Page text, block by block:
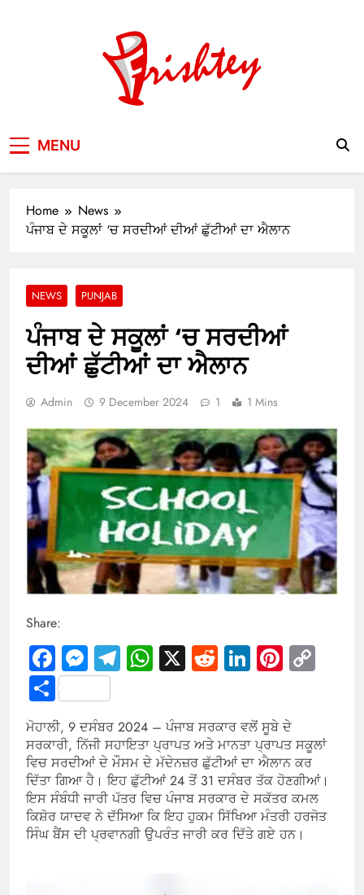
MENU
Home
News
ਪੰਜਾਬ ਦੇ ਸਕੂਲਾਂ ‘ਚ ਸਰਦੀਆਂ ਦੀਆਂ ਛੁੱਟੀਆਂ ਦਾ ਐਲਾਨ
NEWS PUNJAB
ਪੰਜਾਬ ਦੇ ਸਕੂਲਾਂ ‘ਚ ਸਰਦੀਆਂ
ਦੀਆਂ ਛੁੱਟੀਆਂ ਦਾ ਐਲਾਨ
Admin 9 December 2024 1 1 Mins
Share:
Facebook
Messenger
Telegram
WhatsApp
X RedditLinkedIn
Share
ਮੋਹਾਲੀ, 9 ਦਸੰਬਰ 2024 – ਪੰਜਾਬ ਸਰਕਾਰ ਵਲੋਂ ਸੂਬੇ ਦੇ
ਸਰਕਾਰੀ, ਨਿੱਜੀ ਸਹਾਇਤਾ ਪ੍ਰਾਪਤ ਅਤੇ ਮਾਨਤਾ ਪ੍ਰਾਪਤ ਸਕੂਲਾਂ
ਵਿਚ ਸਰਦੀਆਂ ਦੇ ਮੌਸਮ ਦੇ ਮੱਦੇਨਜ਼ਰ ਛੁੱਟੀਆਂ ਦਾ ਐਲਾਨ ਕਰ
ਦਿੱਤਾ ਗਿਆ ਹੈ। ਇਹ ਛੁੱਟੀਆਂ 24 ਤੋਂ 31 ਦਸੰਬਰ ਤੱਕ ਹੋਣਗੀਆਂ।
ਇਸ ਸੰਬੰਧੀ ਜਾਰੀ ਪੱਤਰ ਵਿਚ ਪੰਜਾਬ ਸਰਕਾਰ ਦੇ ਸਕੱਤਰ ਕਮਲ
ਕਿਸ਼ੋਰ ਯਾਦਵ ਨੇ ਦੱਸਿਆ ਕਿ ਇਹ ਹੁਕਮ ਸਿੱਖਿਆ ਮੰਤਰੀ ਹਰਜੋਤ
ਸਿੰਘ ਬੈਂਸ ਦੀ ਪ੍ਰਵਾਨਗੀ ਉਪਰੰਤ ਜਾਰੀ ਕਰ ਦਿੱਤੇ ਗਏ ਹਨ।